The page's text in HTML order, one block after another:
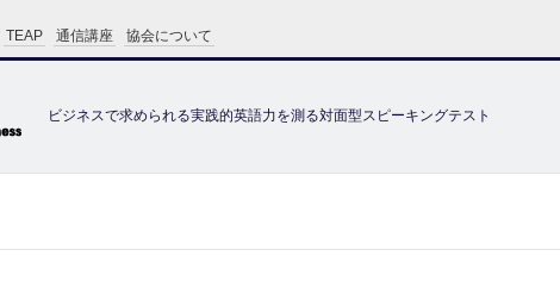
TEAP 通信講座 協会について
ビジネスで求められる実践的英語力を測る対面型スピーキングテスト